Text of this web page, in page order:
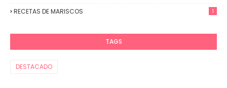
RECETAS DE MARISCOS 1
TAGS
DESTACADO